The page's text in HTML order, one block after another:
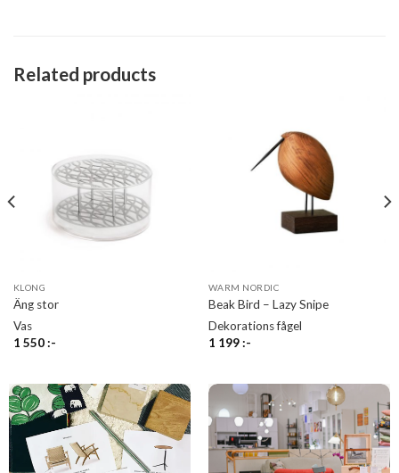
Related products
KLONG
Äng stor
Vas
1 550:-
WARM NORDIC
Beak Bird – Lazy Snipe
Dekorations fågel
1 199:-